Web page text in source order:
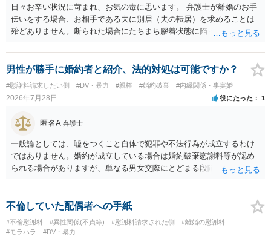
日々お辛い状況に苛まれ、お気の毒に思います。 弁護士が離婚のお手
伝いをする場合、お相手である夫に別居（夫の転居）を求めることは
殆どありません。断られた場合にたちまち膠着状態に陥ってしまうの
高いためです。 実務的には、ご相談者さまが転居する形で離婚協議等
を進める選択を採らざるを得ないことが圧倒的多数です。
男性が勝手に婚約者と紹介、法的対処は可能ですか？
#慰謝料請求したい側 #DV・暴力 #親権 #婚約破棄 #内縁関係・事実婚
2026年7月28日 役にたった 1
匿名A 弁護士
一般論としては、嘘をつくこと自体で犯罪や不法行為が成立するわけ
ではありません。婚約が成立している場合は婚約破棄慰謝料等が認め
られる場合がありますが、単なる男女交際にとどまる段階の場合、独
慰謝料は生じないことが多いと思われます。 お怒りはごもっともです
が、仮に交際を進めたとしても後に相手を信頼できなくなる可能性が
高かったということですので、むしろ結婚しなくてよかったと割り切
って、交際を終わらせるのがよいと思います。
不倫していた配偶者への手紙
#不倫慰謝料 #異性関係(不貞等) #慰謝料請求された側
#離婚の慰謝料
#モラハラ
#DV・暴力